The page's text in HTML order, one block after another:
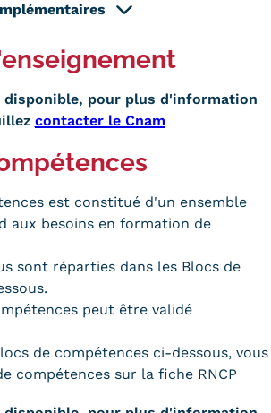
pour plus d'information
contacter le Cnam
est constitué d'un ensemble
aux besoins en formation de
sont réparties dans les Blocs de
peut être validé
de compétences ci-dessous, vous
compétences sur la fiche RNCP